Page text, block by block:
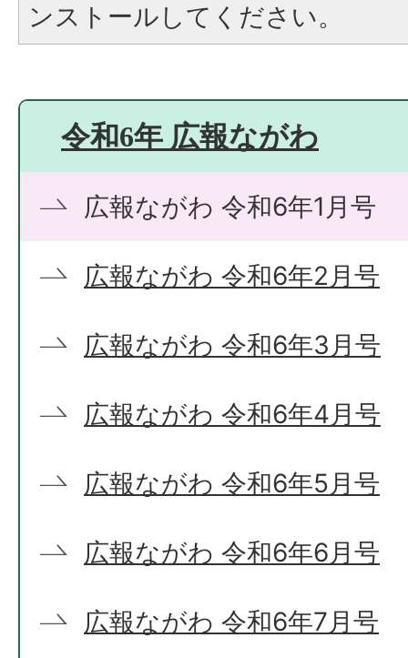
ンストールしてください。
令和6年 広報ながわ
広報ながわ 令和6年1月号
広報ながわ 令和6年2月号
広報ながわ 令和6年3月号
広報ながわ 令和6年4月号
広報ながわ 令和6年5月号
広報ながわ 令和6年6月号
広報ながわ 令和6年7月号